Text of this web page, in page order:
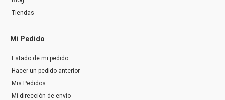
Tiendas
Mi Pedido
Estado de mi pedido
Hacer un pedido anterior
Mis Pedidos
Mi dirección de envío